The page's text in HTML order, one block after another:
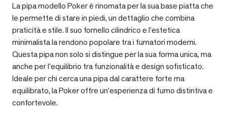
La pipa modello Poker è rinomata per la sua base piatta che
le permette di stare in piedi, un dettaglio che combina
praticità e stile. Il suo fornello cilindrico e l’estetica
minimalista la rendono popolare tra i fumatori moderni.
Questa pipa non solo si distingue per la sua forma unica, ma
anche per l’equilibrio tra funzionalità e design sofisticato.
Ideale per chi cerca una pipa dal carattere forte ma
equilibrato, la Poker offre un’esperienza di fumo distintiva e
confortevole.